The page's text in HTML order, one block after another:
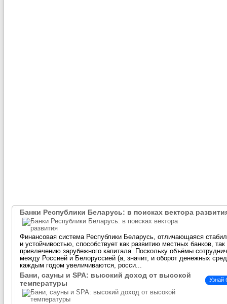
Банки Республики Беларусь: в поисках вектора
Финансовая система Республики Беларусь, отличающаяся
и устойчивостью, способствует как развитию местных банков, так
привлечению зарубежного капитала. Поскольку объёмы
между Россией и Белоруссией (а, значит, и оборот денежных
каждым годом увеличиваются, росси...
Узнай
Бани, сауны и SPA: высокий доход от высокой
температуры